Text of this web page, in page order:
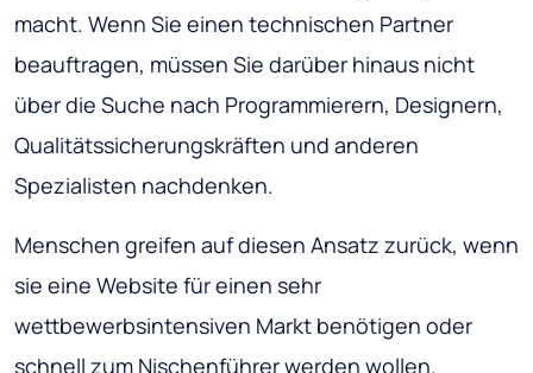
macht. Wenn Sie einen technischen Partner
beauftragen, müssen Sie darüber hinaus nicht
über die Suche nach Programmierern, Designern,
Qualitätssicherungskräften und anderen
Spezialisten nachdenken.
Menschen greifen auf diesen Ansatz zurück, wenn
sie eine Website für einen sehr
wettbewerbsintensiven Markt benötigen oder
schnell zum Nischenführer werden wollen.